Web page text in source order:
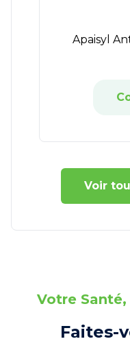
Apaisyl
Voir
Votre
Faites-